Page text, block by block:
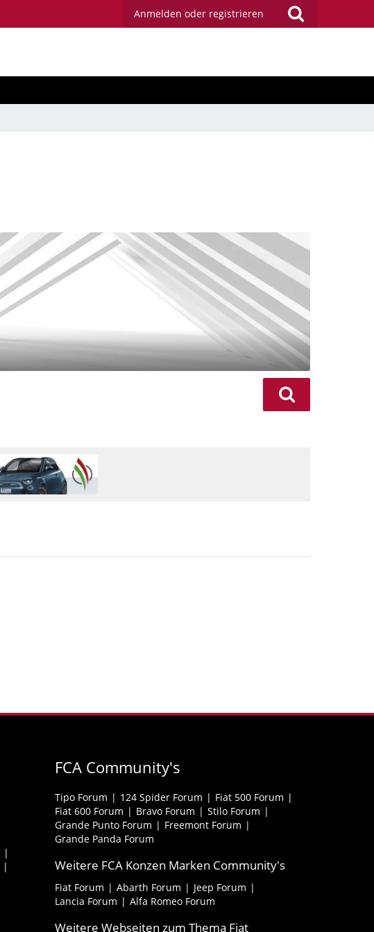
Anmelden oder registrieren
FCA Community's
Tipo Forum 124 Spider Forum
Fiat 500 Forum
Fiat 600 Forum
Bravo Forum
Stilo Forum
Grande Punto Forum
Freemont Forum
Grande Panda Forum
Weitere FCA Konzen Marken Community's
Fiat Forum Abarth Forum
Jeep Forum
Lancia Forum
Alfa Romeo Forum
Weitere Webseiten zum Thema Fiat